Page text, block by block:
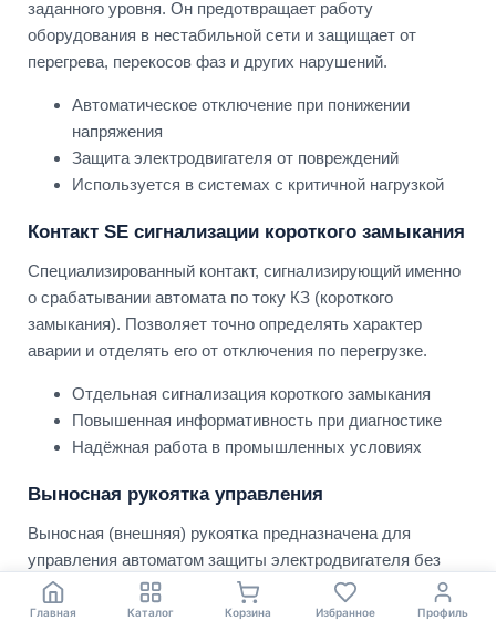
заданного уровня. Он предотвращает работу
оборудования в нестабильной сети и защищает от
перегрева, перекосов фаз и других нарушений.
Автоматическое отключение при понижении
напряжения
Защита электродвигателя от повреждений
Используется в системах с критичной нагрузкой
Контакт SE сигнализации короткого замыкания
Специализированный контакт, сигнализирующий именно
о срабатывании автомата по току КЗ (короткого
замыкания). Позволяет точно определять характер
аварии и отделять его от отключения по перегрузке.
Отдельная сигнализация короткого замыкания
Повышенная информативность при диагностике
Надёжная работа в промышленных условиях
Выносная рукоятка управления
Выносная (внешняя) рукоятка предназначена для
управления автоматом защиты электродвигателя без
необходимости открывать дверцу шкафа или панели.
Часто используется в распределительных щитах,
Главная Каталог Корзина Избранное Профиль